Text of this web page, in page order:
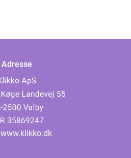
Adresse
www.klikko.dk